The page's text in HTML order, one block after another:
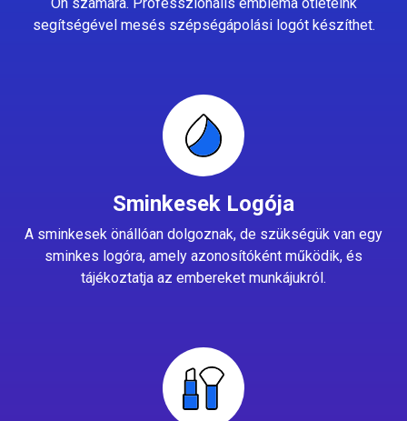
segítségével mesés szépségápolási logót készíthet.
Sminkesek Logója
A sminkesek önállóan dolgoznak, de szükségük van egy
sminkes logóra, amely azonosítóként működik, és
tájékoztatja az embereket munkájukról.